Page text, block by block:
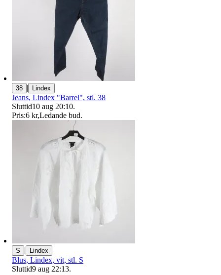
38 | Lindex
Jeans, Lindex "Barrel", stl. 38
Sluttid10 aug 20:10.
Pris:6 kr,Ledande bud.
S | Lindex
Blus, Lindex, vit, stl. S
Sluttid9 aug 22:13.